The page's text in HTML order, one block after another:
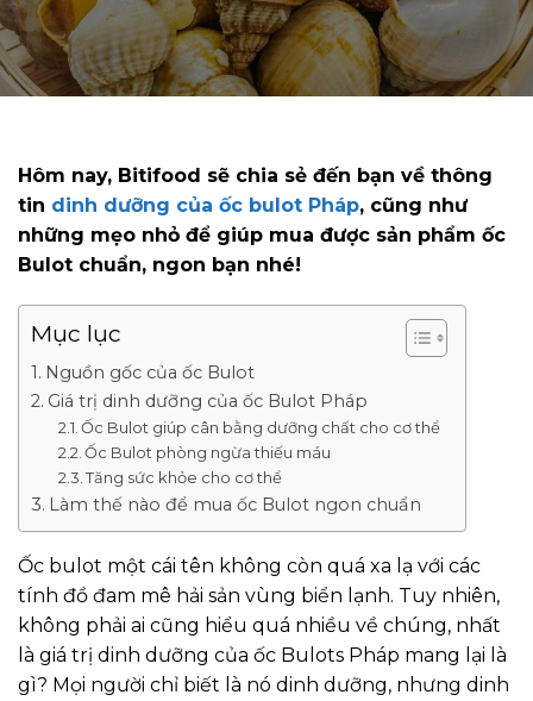
Hôm nay, Bitifood sẽ chia sẻ đến bạn về thông
tin dinh dưỡng của ốc bulot Pháp, cũng như
những mẹo nhỏ để giúp mua được sản phẩm ốc
Bulot chuẩn, ngon bạn nhé!
Mục lục
Nguồn gốc của ốc Bulot
Giá trị dinh dưỡng của ốc Bulot Pháp
Ốc Bulot giúp cân bằng dưỡng chất cho cơ thể
Ốc Bulot phòng ngừa thiếu máu
Tăng sức khỏe cho cơ thể
Làm thế nào để mua ốc Bulot ngon chuẩn
Ốc bulot một cái tên không còn quá xa lạ với các
tính đồ đam mê hải sản vùng biển lạnh. Tuy nhiên,
không phải ai cũng hiểu quá nhiều về chúng, nhất
là giá trị dinh dưỡng của ốc Bulots Pháp mang lại là
gì? Mọi người chỉ biết là nó dinh dưỡng, nhưng dinh